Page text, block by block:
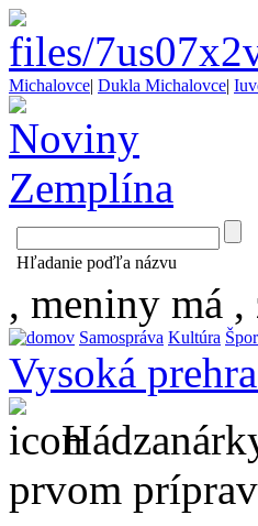
Michalovce| Dukla Michalovce|
Hľadanie poďľa názvu
, meniny má ,
Samospráva Kultúra
Vysoká
prvom